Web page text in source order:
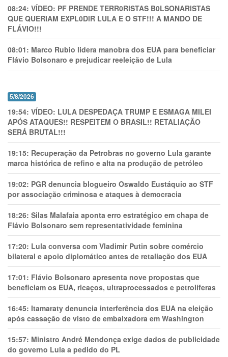
08:24: VÍDEO: PF PRENDE TERR0RlSTAS B0LSONARlSTAS
QUE QUERIAM EXPL0DlR LULA E O STF!!! A MANDO DE
FLÁVIO!!!
08:01: Marco Rubio lidera manobra dos EUA para beneficiar
Flávio Bolsonaro e prejudicar reeleição de Lula
5/8/2026
19:54: VÍDEO: LULA DESPEDAÇA TRUMP E ESMAGA MILEI
APÓS ATAQUES!! RESPEITEM O BRASIL!! RETALIAÇÃO
SERÁ BRUTAL!!!
19:15: Recuperação da Petrobras no governo Lula garante
marca histórica de refino e alta na produção de petróleo
19:02: PGR denuncia blogueiro Oswaldo Eustáquio ao STF
por associação criminosa e ataques à democracia
18:26: Silas Malafaia aponta erro estratégico em chapa de
Flávio Bolsonaro sem representatividade feminina
17:20: Lula conversa com Vladimir Putin sobre comércio
bilateral e apoio diplomático antes de retaliação dos EUA
17:01: Flávio Bolsonaro apresenta nove propostas que
beneficiam os EUA, ricaços, ultraprocessados e petrolíferas
16:45: Itamaraty denuncia interferência dos EUA na eleição
após cassação de visto de embaixadora em Washington
15:57: Ministro André Mendonça exige dados de publicidade
do governo Lula a pedido do PL